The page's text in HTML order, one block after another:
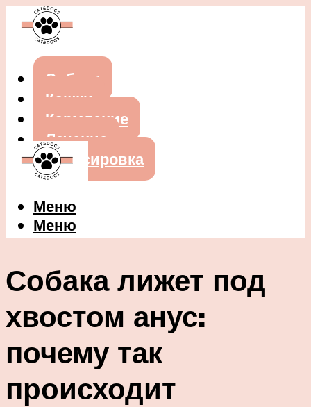
Собаки
Кошки
Кормление
Лечение
Дрессировка
Меню
Меню
Собака лижет под
хвостом анус:
почему так
происходит